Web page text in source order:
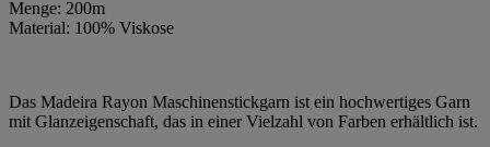
Menge: 200m
Material: 100% Viskose
Das Madeira Rayon Maschinenstickgarn ist ein hochwertiges Garn
mit Glanzeigenschaft, das in einer Vielzahl von Farben erhältlich ist.